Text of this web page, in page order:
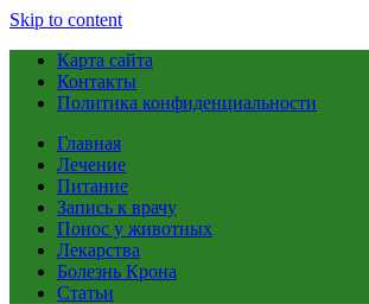
Skip to content
Карта сайта
Контакты
Политика конфиденциальности
Главная
Лечение
Питание
Запись к врачу
Понос у животных
Лекарства
Болезнь Крона
Статьи